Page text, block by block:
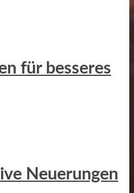
für besseres
Neuerungen